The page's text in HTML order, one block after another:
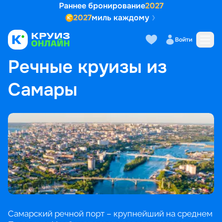
Раннее бронирование2027
2027миль каждому
Войти
ГЛАВНАЯ • ПОПУЛЯРНЫЕ НАПРАВЛЕНИЯ
РЕЧНЫЕ КРУИЗЫ ИЗ САМАРЫ
Речные круизы из
Самары
Самарский речной порт – крупнейший на среднем